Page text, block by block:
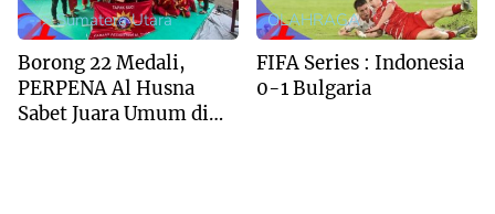
--> Sumatera Utara
Borong 22 Medali,
PERPENA Al Husna
Sabet Juara Umum di
OLAHRAGA
FIFA Series : Indonesia
0-1 Bulgaria